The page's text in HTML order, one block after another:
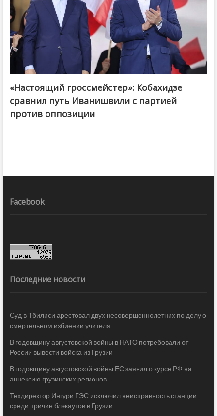
@ქართული ოცნება / Georgian Dream
«Настоящий гроссмейстер»: Кобахидзе
сравнил путь Иванишвили с партией
против оппозиции
Facebook
Последние новости
Суд в Тбилиси арестовал двух несовершеннолетних по делу о
смертельном избиении учителя
В годовщину августовской войны в НАТО потребовали от
России вывести войска из Грузии
В годовщину августовской войны ЕС заявил о курсе РФ на
аннексию грузинских регионов
Техдиректор Ингури ГЭС исключил неисправность станции
среди причин блэкаутов в Грузии